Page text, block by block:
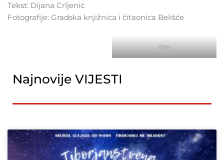
Tekst: Dijana Crljenić
Fotografije: Gradska knjižnica i čitaonica Belišće
dav
Najnovije VIJESTI